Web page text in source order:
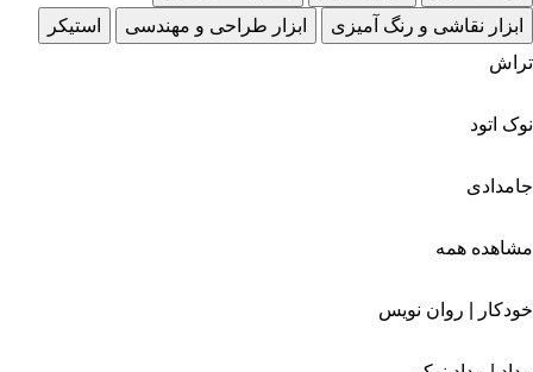
ابزار نقاشی و رنگ آمیزی
ابزار طراحی و مهندسی
استیکر
تراش
نوک اتود
جامدادی
مشاهده همه
خودکار | روان نویس